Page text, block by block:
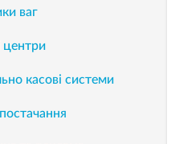
ваг
центри
касові системи